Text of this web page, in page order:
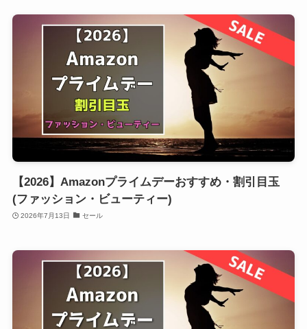
【2026】Amazonプライムデーおすすめ・割引目玉
(ファッション・ビューティー)
2026年7月13日 セール